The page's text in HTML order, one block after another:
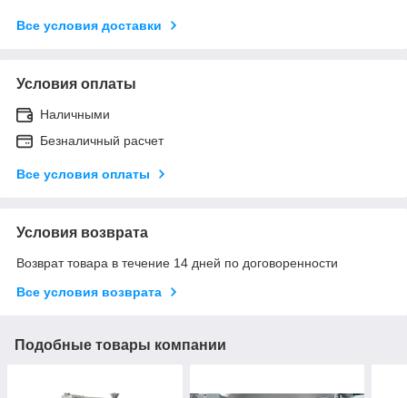
Все условия доставки
Условия оплаты
Наличными
Безналичный расчет
Все условия оплаты
Условия возврата
Возврат товара в течение 14 дней по договоренности
Все условия возврата
Подобные товары компании